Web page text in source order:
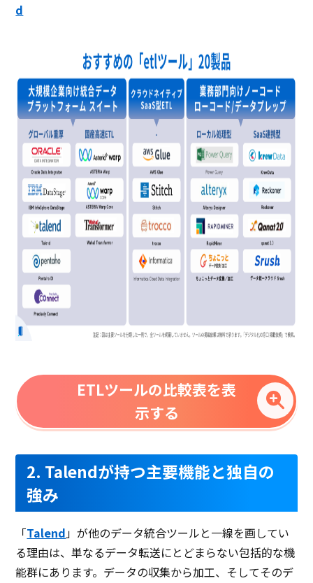
d
ETLツールの比較表を表
示する
2. Talendが持つ主要機能と独自の
強み
「Talend 」が他のデータ統合ツールと一線を画してい
る理由は、単なるデータ転送にとどまらない包括的な機
能群にあります。データの収集から加工、そしてそのデ